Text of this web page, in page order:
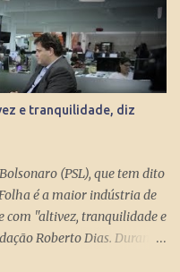
65 anos. Eles só terão
aos 70 anos. Se o
tungar um benefício
e 70 anos, então é melhor
– O ministro Paulo
conseguiu apresentá-lo de
privilégios. Essas virtudes
e tranquilidade, diz
(PSL), que tem dito
é a maior indústria de
com "altivez, tranquilidade e
Roberto Dias. Durante